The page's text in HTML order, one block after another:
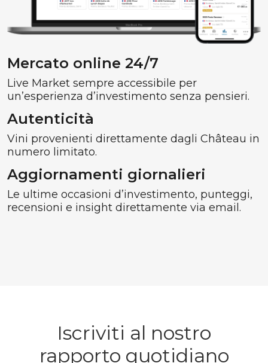
Mercato online 24/7
Live Market sempre accessibile per
un’esperienza d’investimento senza pensieri.
Autenticità
Vini provenienti direttamente dagli Château in
numero limitato.
Aggiornamenti giornalieri
Le ultime occasioni d’investimento, punteggi,
recensioni e insight direttamente via email.
Iscriviti al nostro
rapporto quotidiano